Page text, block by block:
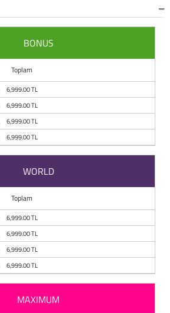
BONUS
Toplam
6,999.00 TL
6,999.00 TL
6,999.00 TL
6,999.00 TL
WORLD
Toplam
6,999.00 TL
6,999.00 TL
6,999.00 TL
6,999.00 TL
MAXIMUM